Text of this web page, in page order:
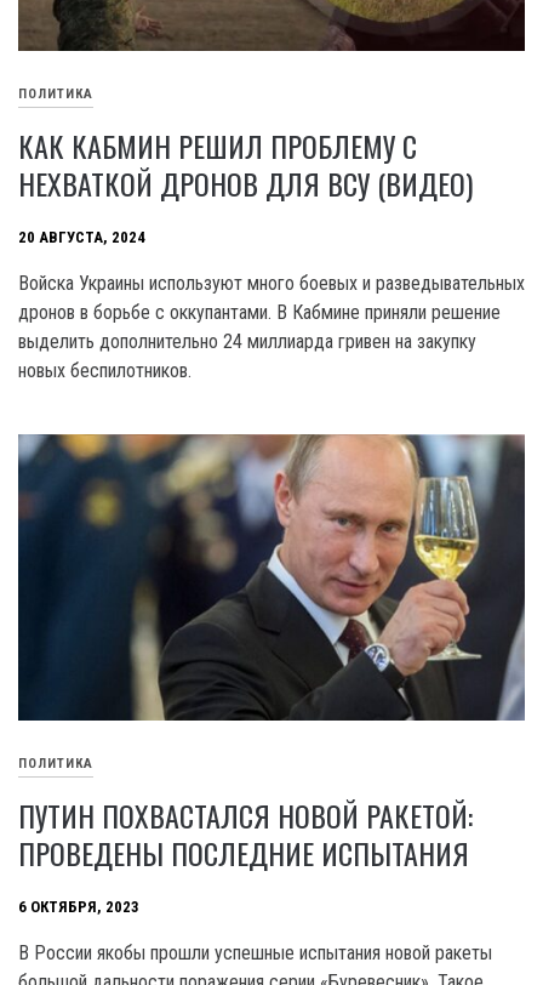
ПОЛИТИКА
КАК КАБМИН РЕШИЛ ПРОБЛЕМУ С
НЕХВАТКОЙ ДРОНОВ ДЛЯ ВСУ (ВИДЕО)
20 АВГУСТА, 2024
Войска Украины используют много боевых и разведывательных
дронов в борьбе с оккупантами. В Кабмине приняли решение
выделить дополнительно 24 миллиарда гривен на закупку
новых беспилотников.
ПОЛИТИКА
ПУТИН ПОХВАСТАЛСЯ НОВОЙ РАКЕТОЙ:
ПРОВЕДЕНЫ ПОСЛЕДНИЕ ИСПЫТАНИЯ
6 ОКТЯБРЯ, 2023
В России якобы прошли успешные испытания новой ракеты